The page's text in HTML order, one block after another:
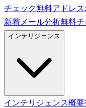
チェック無料アドレ
新着 メール分析無料チ
インテリジェンス
インテリジェンス概要